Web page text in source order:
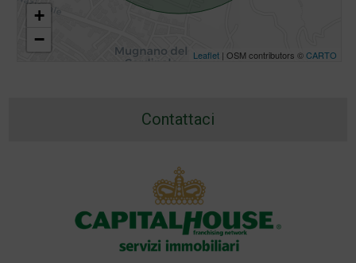
+
−
Leaflet| OSM contributors ©CARTO
Contattaci